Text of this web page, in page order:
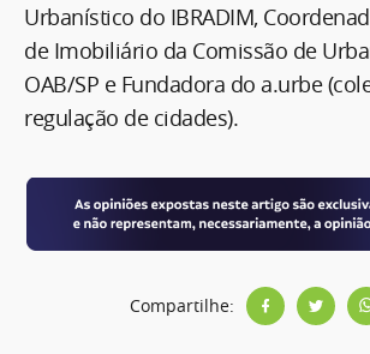
Urbanístico do IBRADIM,
de Imobiliário da Comissão de
OAB/SP e Fundadora do a.urbe
regulação de cidades).
Compartilhe: